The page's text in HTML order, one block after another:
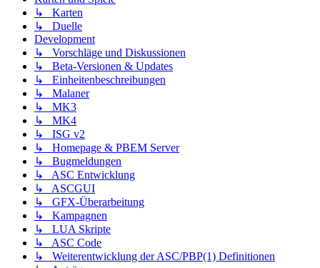
↳ Karten
↳ Duelle
Development
↳ Vorschläge und Diskussionen
↳ Beta-Versionen & Updates
↳ Einheitenbeschreibungen
↳ Malaner
↳ MK3
↳ MK4
↳ ISG v2
↳ Homepage & PBEM Server
↳ Bugmeldungen
↳ ASC Entwicklung
↳ ASCGUI
↳ GFX-Überarbeitung
↳ Kampagnen
↳ LUA Skripte
↳ ASC Code
↳ Weiterentwicklung der ASC/PBP(1) Definitionen